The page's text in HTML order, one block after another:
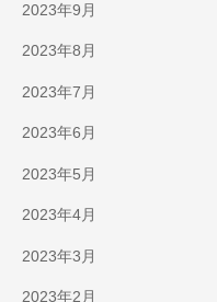
2023年9月
2023年8月
2023年7月
2023年6月
2023年5月
2023年4月
2023年3月
2023年2月